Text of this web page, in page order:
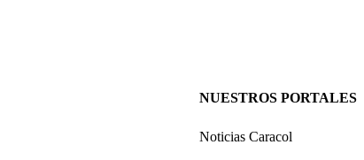
NUESTROS PORTALES
Noticias Caracol